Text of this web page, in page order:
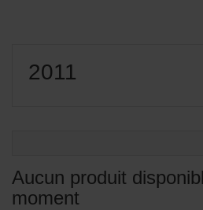
2011
Aucun produit
moment